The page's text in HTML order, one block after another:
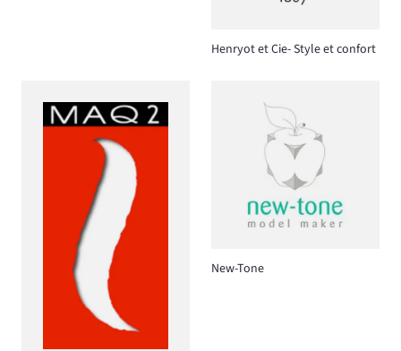
Henryot et Cie- Style et confort
New-Tone